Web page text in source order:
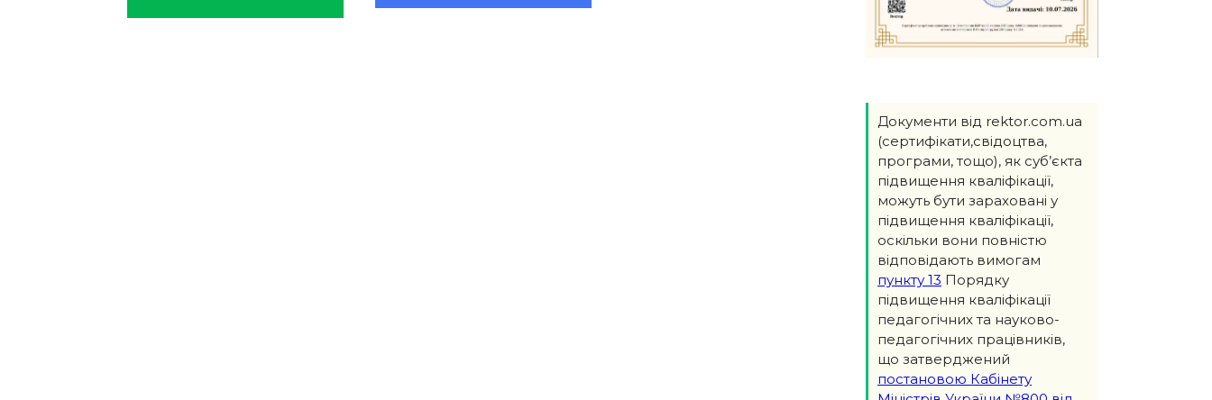
Документи від rektor.com.ua
(сертифікати,свідоцтва,
програми, тощо), як суб’єкта
підвищення кваліфікації,
можуть бути зараховані у
підвищення кваліфікації,
оскільки вони повністю
відповідають вимогам
пункту 13 Порядку
підвищення кваліфікації
педагогічних та науково-
педагогічних працівників,
що затверджений
постановою Кабінету